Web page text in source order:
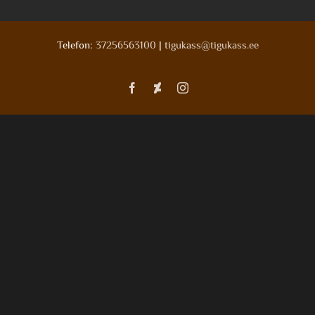
Telefon: 37256563100 | tigukass@tigukass.ee
FacebookDeviantartInstagram